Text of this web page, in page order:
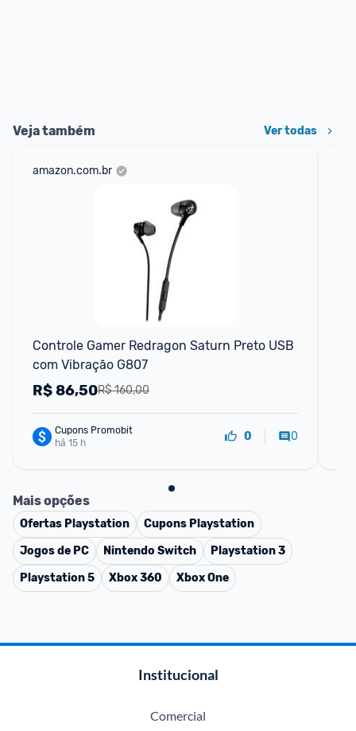
Veja também Ver todas
amazon.com.br
Controle Gamer Redragon Saturn Preto USB
com Vibração G807
R$ 160,00
R$86,50
Cupons Promobit
há 15 h
0 0
Mais opções
Ofertas Playstation Cupons Playstation
Jogos de PC
Nintendo Switch
Playstation 3
Playstation 5
Xbox 360 Xbox One
Institucional
Comercial